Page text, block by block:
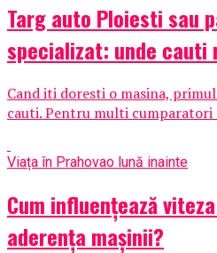
Targ auto Ploiesti sau
specializat: unde cauti
Cand iti doresti o masina,
cauti. Pentru multi cumparatori
Viața în Prahovao lună inainte
Cum influențează
aderența mașinii?